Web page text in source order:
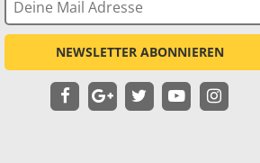
NEWSLETTER ABONNIEREN